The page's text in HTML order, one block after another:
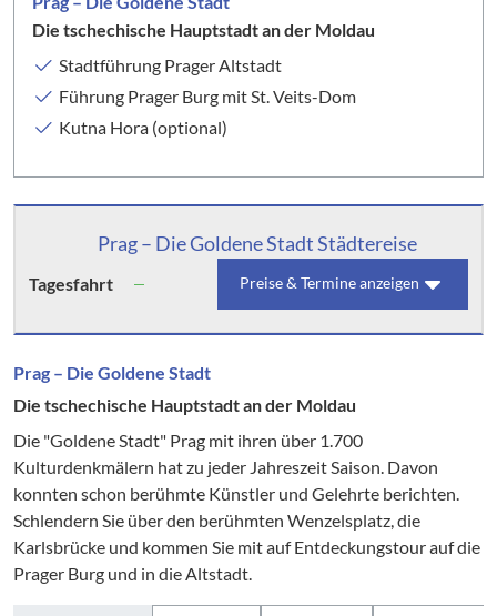
Die tschechische Hauptstadt an der Moldau
Stadtführung Prager Altstadt
Führung Prager Burg mit St. Veits-Dom
Kutna Hora (optional)
Prag – Die Goldene Stadt Städtereise
Tagesfahrt Preise & Termine anzeigen
Prag – Die Goldene Stadt
Die tschechische Hauptstadt an der Moldau
Die "Goldene Stadt" Prag mit ihren über 1.700
Kulturdenkmälern hat zu jeder Jahreszeit Saison. Davon
konnten schon berühmte Künstler und Gelehrte berichten.
Schlendern Sie über den berühmten Wenzelsplatz, die
Karlsbrücke und kommen Sie mit auf Entdeckungstour auf die
Prager Burg und in die Altstadt.